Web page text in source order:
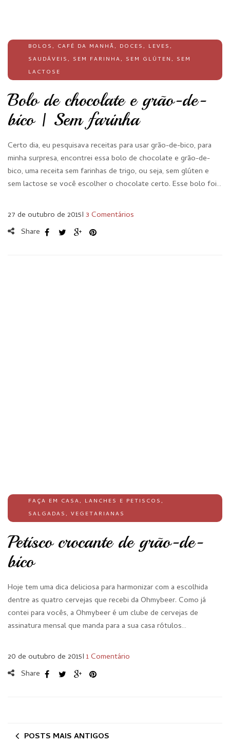
BOLOS, CAFÉ DA MANHÃ, DOCES, LEVES,
SAUDÁVEIS, SEM FARINHA, SEM GLÚTEN, SEM
LACTOSE
Bolo de chocolate e grão-de-
bico | Sem farinha
Certo dia, eu pesquisava receitas para usar grão-de-bico, para
minha surpresa, encontrei essa bolo de chocolate e grão-de-
bico, uma receita sem farinhas de trigo, ou seja, sem glúten e
sem lactose se você escolher o chocolate certo. Esse bolo foi…
27 de outubro de 2015I 3 Comentários
Share
FAÇA EM CASA, LANCHES E PETISCOS,
SALGADAS, VEGETARIANAS
Petisco crocante de grão-de-
bico
Hoje tem uma dica deliciosa para harmonizar com a escolhida
dentre as quatro cervejas que recebi da Ohmybeer. Como já
contei para vocês, a Ohmybeer é um clube de cervejas de
assinatura mensal que manda para a sua casa rótulos…
20 de outubro de 2015I 1 Comentário
Share
POSTS MAIS ANTIGOS